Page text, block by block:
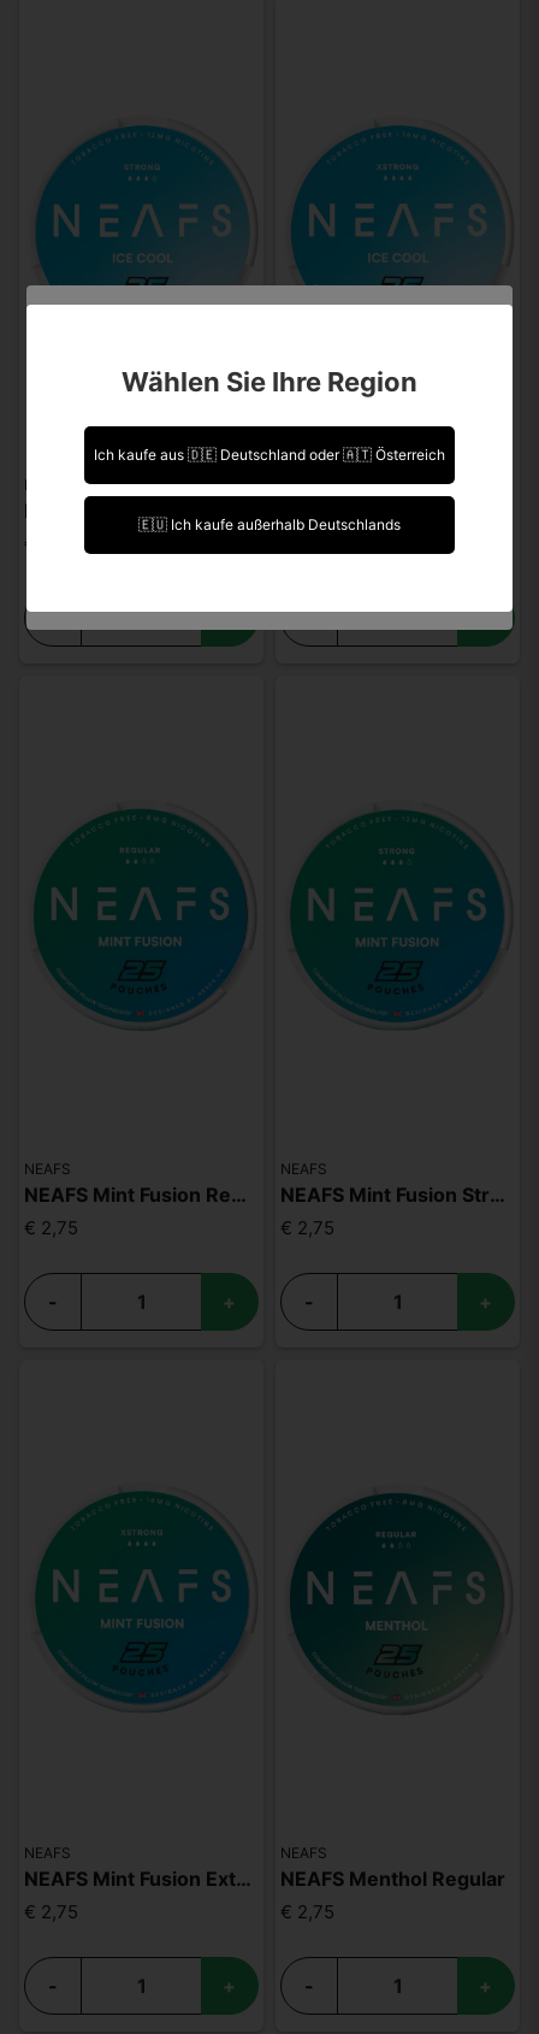
NEAFS
NEAFS Ice Cool Strong
€ 2,75
- +
NEAFS
- +
NEAFS
NEAFS Mint Fusion Regular
€ 2,75
- +
NEAFS
NEAFS Mint Fusion Strong
€ 2,75
- +
NEAFS
NEAFS Mint Fusion Extra Strong
€ 2,75
- +
NEAFS
NEAFS Menthol Regular
€ 2,75
- +
Leider können Sie Ihre Daten nicht selbst ändern.
Ich bin über 18 Jahre alt.
Ich bin unter 18 Jahre alt.
Wählen Sie Ihre Region
Ich kaufe aus 🇩🇪 Deutschland oder 🇦🇹 Österreich
🇪🇺 Ich kaufe außerhalb Deutschlands